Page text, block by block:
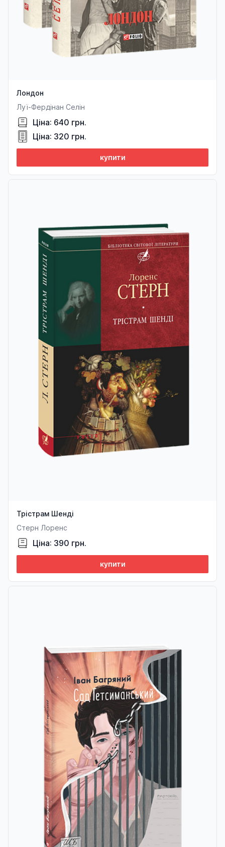
Лондон
Луї-Фердінан Селін
Ціна: 640 грн.
Ціна: 320 грн.
купити
Трістрам Шенді
Стерн Лоренс
Ціна: 390 грн.
купити